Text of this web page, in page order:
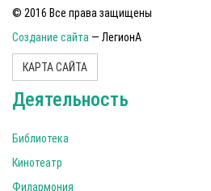
© 2016 Все права защищены
Создание сайта — ЛегионА
КАРТА САЙТА
Деятельность
Библиотека
Кинотеатр
Филармония